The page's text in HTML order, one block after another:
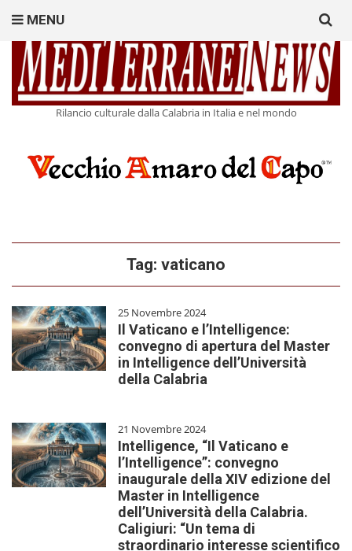
Rilancio culturale dalla Calabria in Italia e nel mondo
MENU
for:
Tag: vaticano
25 Novembre 2024
Il Vaticano e l’Intelligence:
convegno di apertura del Master
in Intelligence dell’Università
della Calabria
21 Novembre 2024
Intelligence, “Il Vaticano e
l’Intelligence”: convegno
inaugurale della XIV edizione del
Master in Intelligence
dell’Università della Calabria.
Caligiuri: “Un tema di
straordinario interesse scientifico